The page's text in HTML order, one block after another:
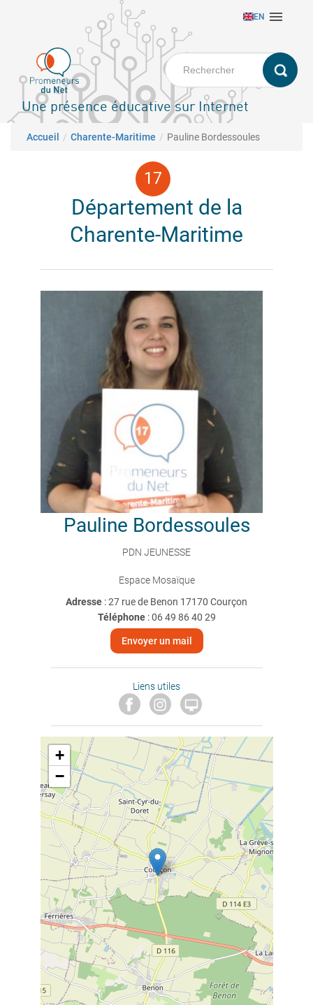
principal
EN 
Une présence éducative sur Internet
Fil d'Ariane
Accueil Charente-Maritime Pauline Bordessoules
Département de la
Charente-Maritime
Pauline Bordessoules
PDN JEUNESSE
Espace Mosaïque
Adresse : 27 rue de Benon 17170 Courçon
Téléphone:06 49 86 40 29
Envoyer un mail
Liens utiles

+
−